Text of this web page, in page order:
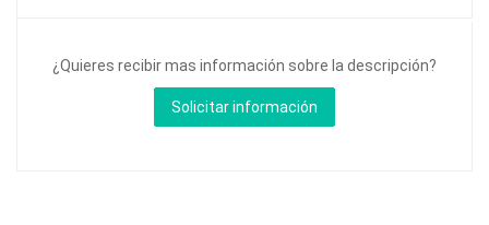
¿Quieres recibir mas información sobre la descripción?